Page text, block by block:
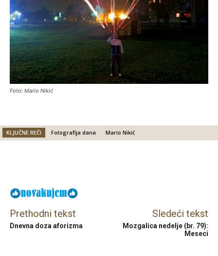
Foto: Mario Nikić
KLJUČNE REČI Fotografija dana Mario Nikić
Prethodni tekst
Dnevna doza aforizma
Sledeći tekst
Mozgalica nedelje (br. 79):
Meseci